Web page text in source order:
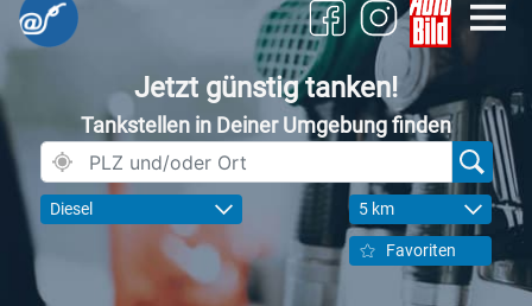
Jetzt günstig tanken!
Tankstellen in Deiner Umgebung finden
Diesel 5 km
Favoriten